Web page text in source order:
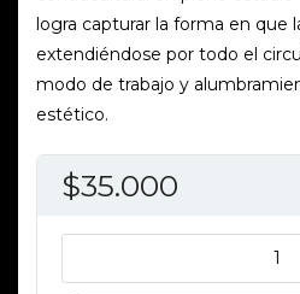
logra capturar la forma en que
extendiéndose por todo el
modo de trabajo y
estético.
$35.000
mayor